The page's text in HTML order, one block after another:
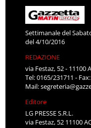
Settimanale del
del 4/10/2016
REDAZIONE
via Festaz, 52 - 11100
Tel: 0165/231711 -
Mail:
Editore
LG PRESSE S.R.L.
via Festaz, 52 11100